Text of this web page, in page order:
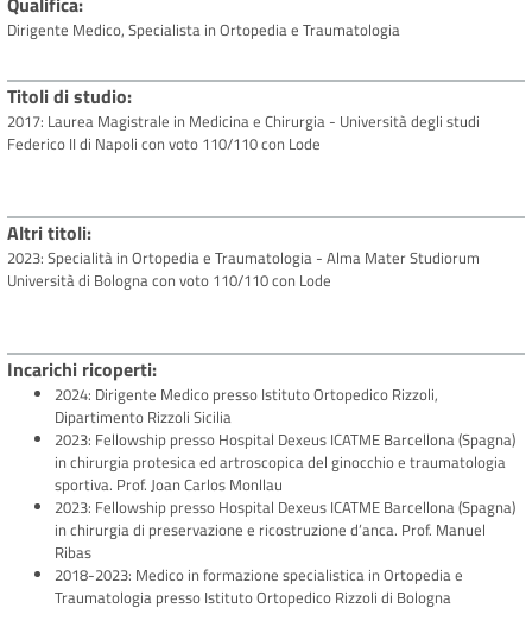
Dirigente Medico, Specialista in Ortopedia e Traumatologia
Titoli di studio
2017: Laurea Magistrale in Medicina e Chirurgia - Università degli studi
Federico II di Napoli con voto 110/110 con Lode
Altri titoli
2023: Specialità in Ortopedia e Traumatologia - Alma Mater Studiorum
Università di Bologna con voto 110/110 con Lode
Incarichi ricoperti
2024: Dirigente Medico presso Istituto Ortopedico Rizzoli,
Dipartimento Rizzoli Sicilia
2023: Fellowship presso Hospital Dexeus ICATME Barcellona (Spagna)
in chirurgia protesica ed artroscopica del ginocchio e traumatologia
sportiva. Prof. Joan Carlos Monllau
2023: Fellowship presso Hospital Dexeus ICATME Barcellona (Spagna)
in chirurgia di preservazione e ricostruzione d’anca. Prof. Manuel
Ribas
2018-2023: Medico in formazione specialistica in Ortopedia e
Traumatologia presso Istituto Ortopedico Rizzoli di Bologna